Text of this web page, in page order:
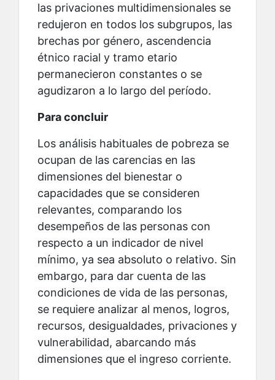
las privaciones multidimensionales se
redujeron en todos los subgrupos, las
brechas por género, ascendencia
étnico racial y tramo etario
permanecieron constantes o se
agudizaron a lo largo del período.
Para concluir
Los análisis habituales de pobreza se
ocupan de las carencias en las
dimensiones del bienestar o
capacidades que se consideren
relevantes, comparando los
desempeños de las personas con
respecto a un indicador de nivel
mínimo, ya sea absoluto o relativo. Sin
embargo, para dar cuenta de las
condiciones de vida de las personas,
se requiere analizar al menos, logros,
recursos, desigualdades, privaciones y
vulnerabilidad, abarcando más
dimensiones que el ingreso corriente.